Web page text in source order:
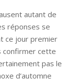
autant de
réponses se
ce jour premier
confirmer cette
pas le
d’automne